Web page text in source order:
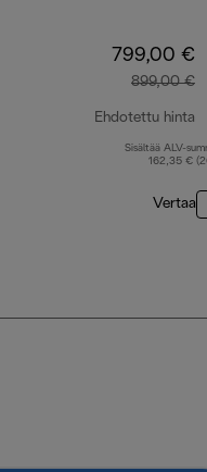
799,00 €
899,00 €
Ehdotettu hinta
Sisältää ALV-
162,35 €
Vertaa